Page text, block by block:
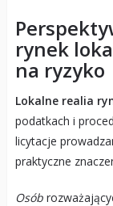
rynek
na ryzyko
Lokalne realia
podatkach i
licytacje
praktyczne
Osób